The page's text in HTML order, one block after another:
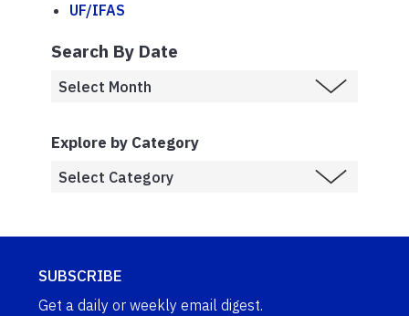
UF/IFAS
Search By Date
Explore by Category
SUBSCRIBE
Get a daily or weekly email digest.